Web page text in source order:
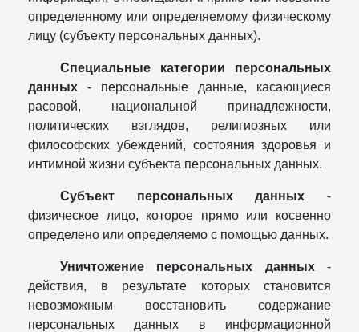
определенному или определяемому физическому
лицу (субъекту персональных данных).
Специальные категории персональных
данных - персональные данные, касающиеся
расовой, национальной принадлежности,
политических взглядов, религиозных или
философских убеждений, состояния здоровья и
интимной жизни субъекта персональных данных.
Субъект персональных данных -
физическое лицо, которое прямо или косвенно
определено или определяемо с помощью данных.
Уничтожение персональных данных-
действия, в результате которых становится
невозможным восстановить содержание
персональных данных в информационной